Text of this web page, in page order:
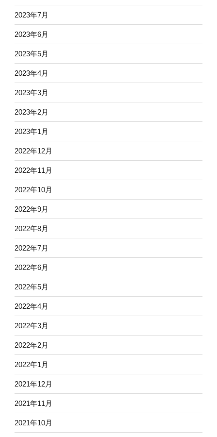
2023年7月
2023年6月
2023年5月
2023年4月
2023年3月
2023年2月
2023年1月
2022年12月
2022年11月
2022年10月
2022年9月
2022年8月
2022年7月
2022年6月
2022年5月
2022年4月
2022年3月
2022年2月
2022年1月
2021年12月
2021年11月
2021年10月